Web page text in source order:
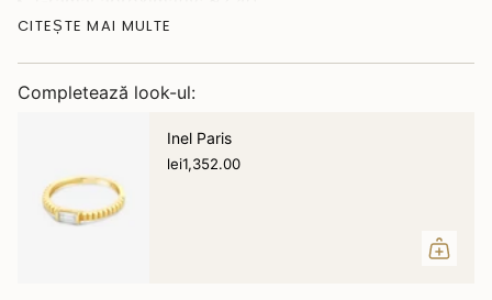
Gramajul din descriere este cu titlu informativ.
CITEȘTE MAI MULTE
Completează look-ul:
Inel Paris
lei1,352.00